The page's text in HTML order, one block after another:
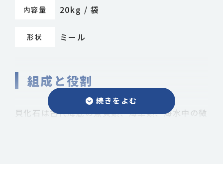
内容量 20kg / 袋
形状 ミール
組成と役割
貝化石は古代海底の魚貝類、海草類、海水中の微